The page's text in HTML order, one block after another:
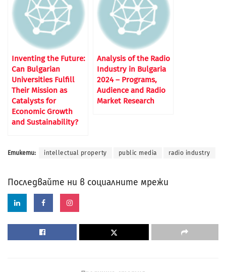
Inventing the Future:
Can Bulgarian
Universities Fulfill
Their Mission as
Catalysts for
Economic Growth
and Sustainability?
Analysis of the Radio
Industry in Bulgaria
2024 – Programs,
Audience and Radio
Market Research
Етикети: intellectual property public media radio industry
Последвайте ни в социалните мрежи